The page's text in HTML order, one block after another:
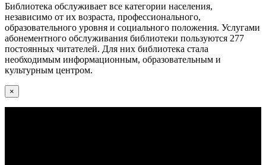
Библиотека обслуживает все категории населения,
независимо от их возраста, профессионального,
образовательного уровня и социального положения. Услугами
абонементного обслуживания библиотеки пользуются 277
постоянных читателей. Для них библиотека стала
необходимым информационным, образовательным и
культурным центром.
×